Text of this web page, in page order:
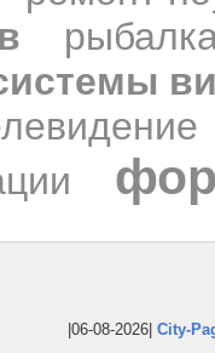
|06-08-2026| City-